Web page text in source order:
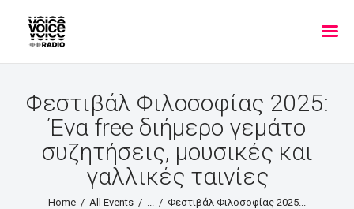
Φεστιβάλ Φιλοσοφίας 2025:
Ένα free διήμερο γεμάτο
συζητήσεις, μουσικές και
γαλλικές ταινίες
Home All Events Φεστιβάλ Φιλοσοφίας 2025...